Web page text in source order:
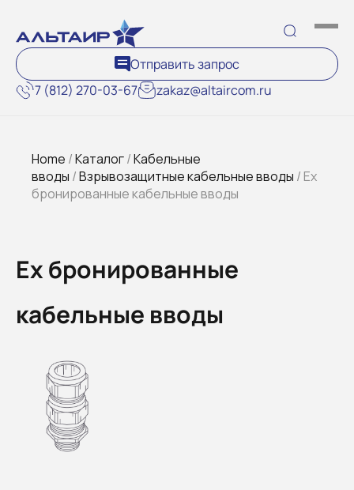
7 (812) 270-03-67 zakaz@altaircom.ru
Отправить запрос
Home /Каталог/Кабельные
вводы /Взрывозащитные кабельные вводы / Ex
бронированные кабельные вводы
Ex бронированные
кабельные вводы